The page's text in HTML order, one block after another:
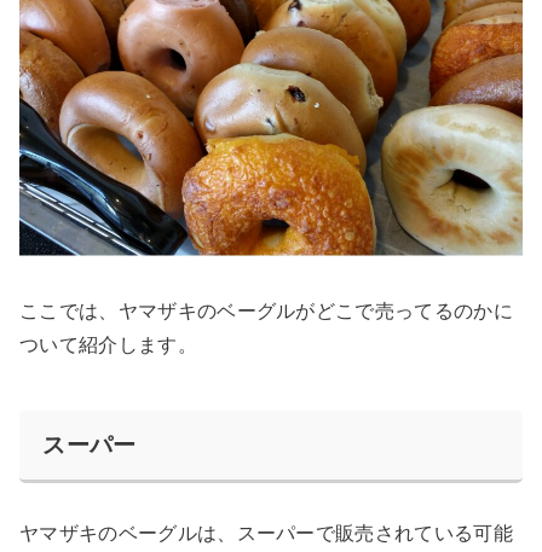
ここでは、ヤマザキのベーグルがどこで売ってるのかに
ついて紹介します。
スーパー
ヤマザキのベーグルは、スーパーで販売されている可能